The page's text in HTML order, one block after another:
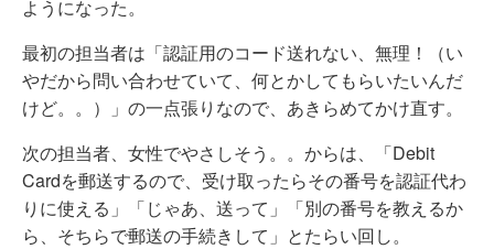
ようになった。
最初の担当者は「認証用のコード送れない、無理！（い
やだから問い合わせていて、何とかしてもらいたいんだ
けど。。）」の一点張りなので、あきらめてかけ直す。
次の担当者、女性でやさしそう。。からは、「Debit
Cardを郵送するので、受け取ったらその番号を認証代わ
りに使える」「じゃあ、送って」「別の番号を教えるか
ら、そちらで郵送の手続きして」とたらい回し。